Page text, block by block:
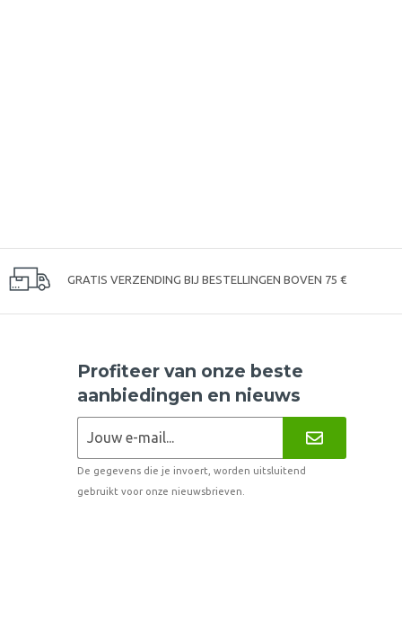
GRATIS VERZENDING BIJ BESTELLINGEN BOVEN 75 €
Profiteer van onze beste
aanbiedingen en nieuws
De gegevens die je invoert, worden uitsluitend
gebruikt voor onze nieuwsbrieven.